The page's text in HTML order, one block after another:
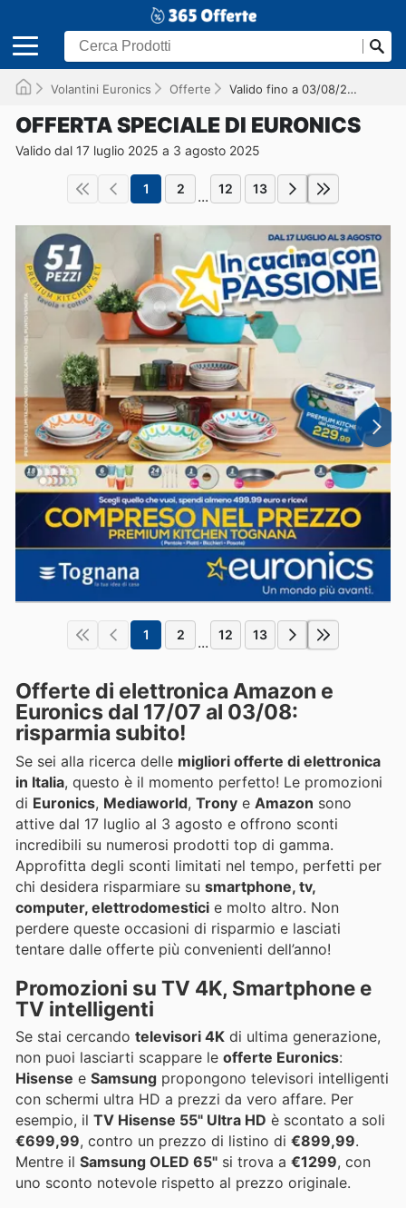
Volantini Euronics Offerte Valido fino a 03/08/2025
OFFERTA SPECIALE DI EURONICS
Valido dal 17 luglio 2025 a 3 agosto 2025
1 2 ... 12 13
1 2 ... 12 13
Offerte di elettronica Amazon e
Euronics dal 17/07 al 03/08:
risparmia subito!
Se sei alla ricerca delle migliori offerte di elettronica
in Italia, questo è il momento perfetto! Le promozioni
di Euronics, Mediaworld, Trony e Amazon sono
attive dal 17 luglio al 3 agosto e offrono sconti
incredibili su numerosi prodotti top di gamma.
Approfitta degli sconti limitati nel tempo, perfetti per
chi desidera risparmiare su smartphone, tv,
computer, elettrodomestici e molto altro. Non
perdere queste occasioni di risparmio e lasciati
tentare dalle offerte più convenienti dell’anno!
Promozioni su TV 4K, Smartphone e
TV intelligenti
Se stai cercando televisori 4K di ultima generazione,
non puoi lasciarti scappare le offerte Euronics:
Hisense e Samsung propongono televisori intelligenti
con schermi ultra HD a prezzi da vero affare. Per
esempio, il TV Hisense 55" Ultra HD è scontato a soli
€699,99, contro un prezzo di listino di €899,99.
Mentre il Samsung OLED 65" si trova a €1299, con
uno sconto notevole rispetto al prezzo originale.